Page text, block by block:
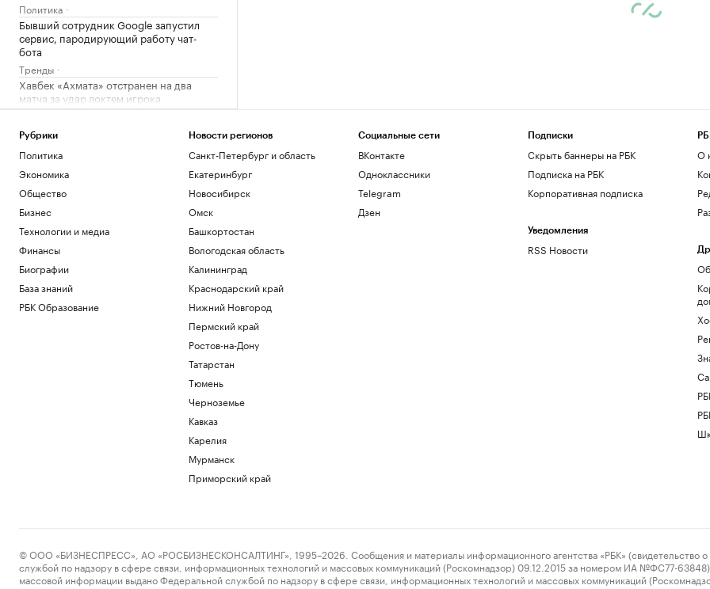
Политика
Бывший сотрудник Google запустил
сервис, пародирующий работу чат-
бота
Тренды
Хавбек «Ахмата» отстранен на два
матча за удар локтем игрока
«Спартака»
Спорт
Рубрики
Политика
Экономика
Общество
Бизнес
Технологии и медиа
Финансы
Биографии
База знаний
РБК Образование
Новости регионов
Санкт-Петербург и область
Екатеринбург
Новосибирск
Омск
Башкортостан
Вологодская область
Калининград
Краснодарский край
Нижний Новгород
Пермский край
Ростов-на-Дону
Татарстан
Тюмень
Черноземье
Кавказ
Карелия
Мурманск
Приморский край
Социальные сети
ВКонтакте
Одноклассники
Telegram
Дзен
Подписки
Скрыть баннеры на РБК
Подписка на РБК
Корпоративная подписка
Уведомления
RSS Новости
О
© ООО «БИЗНЕСПРЕСС», АО «РОСБИЗНЕСКОНСАЛТИНГ», 1995–2026. Сообщения и материалы информационного агентства «РБК» (свидетельство о
службой по надзору в сфере связи, информационных технологий и массовых коммуникаций (Роскомнадзор) 09.12.2015 за номером ИА №ФС77-63848)
массовой информации выдано Федеральной службой по надзору в сфере связи, информационных технологий и массовых коммуникаций